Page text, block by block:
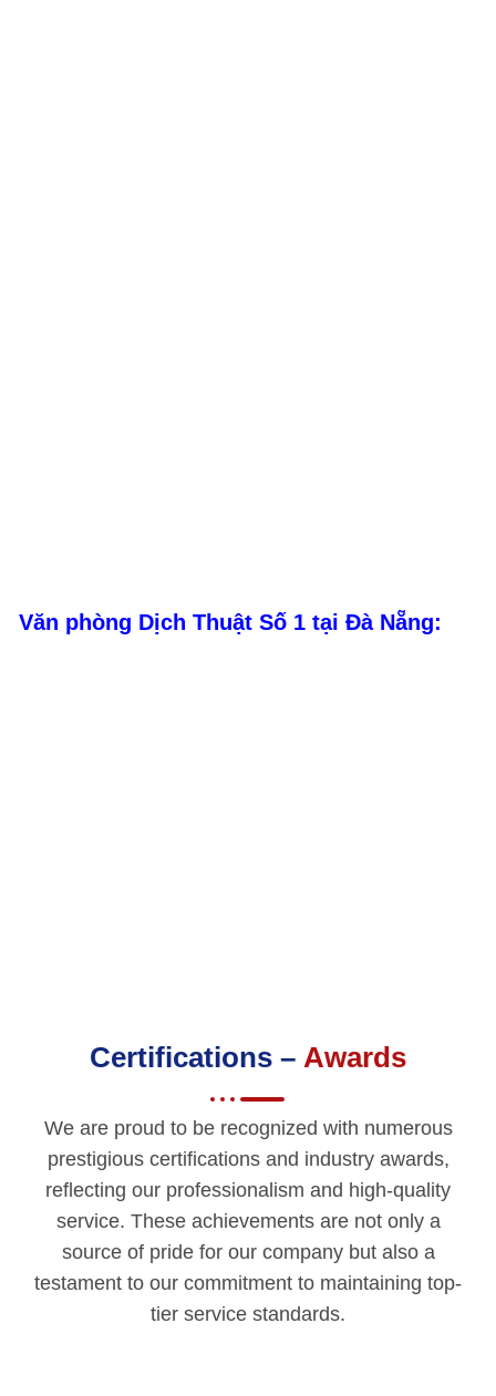
Văn phòng Dịch Thuật Số 1 tại Đà Nẵng:
Certifications – Awards
We are proud to be recognized with numerous
prestigious certifications and industry awards,
reflecting our professionalism and high-quality
service. These achievements are not only a
source of pride for our company but also a
testament to our commitment to maintaining top-
tier service standards.